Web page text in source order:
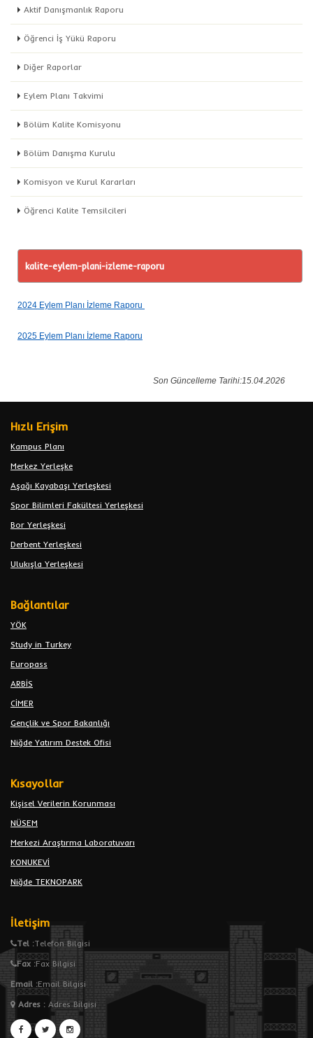
Aktif Danışmanlık Raporu
Öğrenci İş Yükü Raporu
Diğer Raporlar
Eylem Planı Takvimi
Bölüm Kalite Komisyonu
Bölüm Danışma Kurulu
Komisyon ve Kurul Kararları
Öğrenci Kalite Temsilcileri
kalite-eylem-plani-izleme-raporu
2024 Eylem Planı İzleme Raporu
2025 Eylem Planı İzleme Raporu
Son Güncelleme Tarihi:15.04.2026
Hızlı Erişim
Kampus Planı
Merkez Yerleşke
Aşağı Kayabaşı Yerleşkesi
Spor Bilimleri Fakültesi Yerleşkesi
Bor Yerleşkesi
Derbent Yerleşkesi
Ulukışla Yerleşkesi
Bağlantılar
YÖK
Study in Turkey
Europass
ARBİS
CİMER
Gençlik ve Spor Bakanlığı
Niğde Yatırım Destek Ofisi
Kısayollar
Kişisel Verilerin Korunması
NÜSEM
Merkezi Araştırma Laboratuvarı
KONUKEVİ
Niğde TEKNOPARK
İletişim
Tel :Telefon Bilgisi
Fax :Fax Bilgisi
Email :Email Bilgisi
Adres : Adres Bilgisi